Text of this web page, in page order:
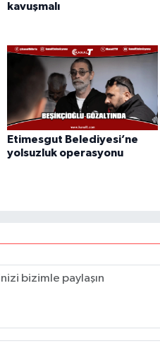
kavuşmalı
Etimesgut Belediyesi’ne
yolsuzluk operasyonu